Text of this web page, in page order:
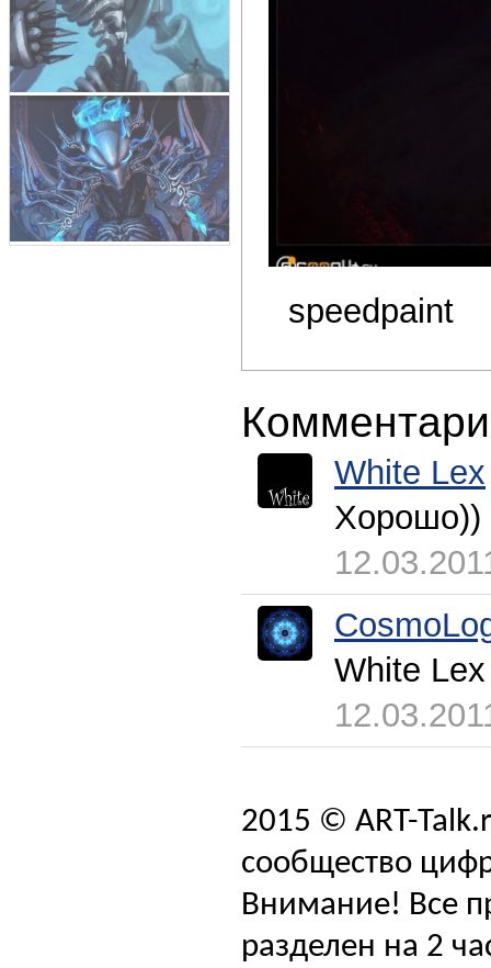
speedpaint
White Lex
Хорошо))
White
2015 © ART-
сообщество
Внимание! Все
разделен на 2